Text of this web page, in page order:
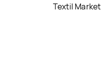
Textil Market